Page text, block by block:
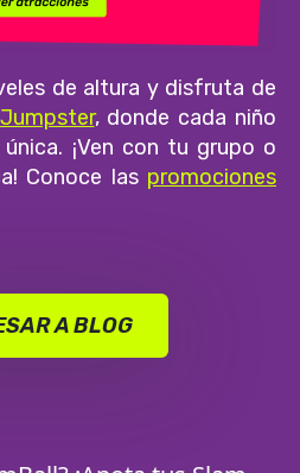
de altura y disfruta de
Jumpster, donde cada niño
¡Ven con tu grupo o
Conoce las promociones
A BLOG